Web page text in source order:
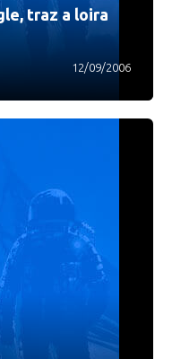
traz a loira
12/09/2006